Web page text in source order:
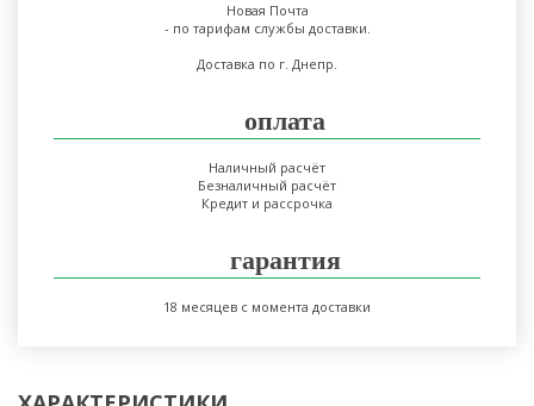
Новая Почта
- по тарифам службы доставки.
Доставка по г. Днепр.
оплата
Наличный расчёт
Безналичный расчёт
Кредит и рассрочка
гарантия
18 месяцев с момента доставки